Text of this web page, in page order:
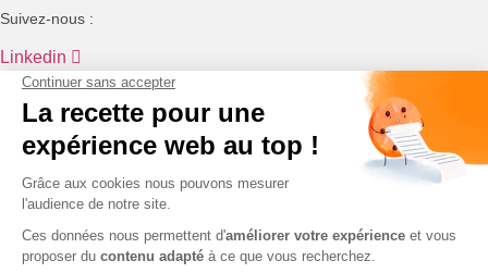
Suivez-nous :
Linkedin